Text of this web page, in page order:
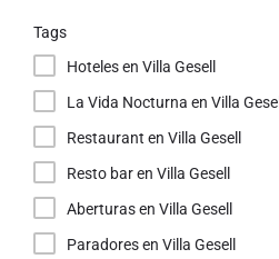
Tags
Hoteles en Villa Gesell
La Vida Nocturna en Villa Gesell
Restaurant en Villa Gesell
Resto bar en Villa Gesell
Aberturas en Villa Gesell
Paradores en Villa Gesell